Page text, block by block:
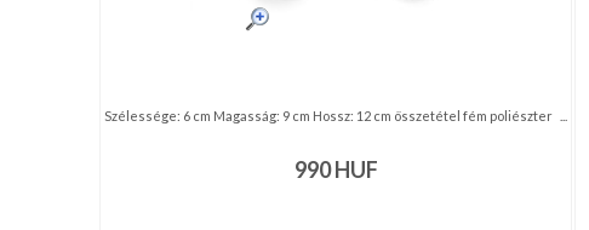
Szélessége: 6 cm Magasság: 9 cm Hossz: 12 cm összetétel fém poliészter ...
990HUF